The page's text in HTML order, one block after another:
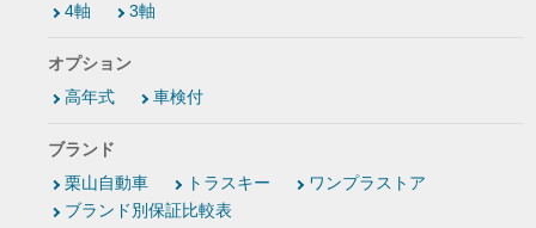
4軸
3軸
オプション
高年式
車検付
ブランド
栗山自動車
トラスキー
ワンプラストア
ブランド別保証比較表